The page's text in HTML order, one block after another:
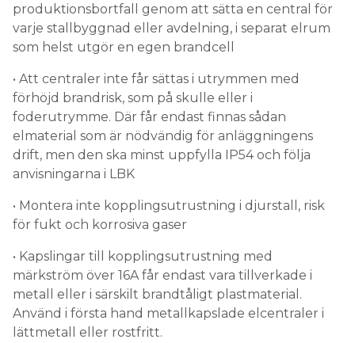
produktionsbortfall genom att sätta en central för
varje stallbyggnad eller avdelning, i separat elrum
som helst utgör en egen brandcell
• Att centraler inte får sättas i utrymmen med
förhöjd brandrisk, som på skulle eller i
foderutrymme. Där får endast finnas sådan
elmaterial som är nödvändig för anläggningens
drift, men den ska minst uppfylla IP54 och följa
anvisningarna i LBK
• Montera inte kopplingsutrustning i djurstall, risk
för fukt och korrosiva gaser
• Kapslingar till kopplingsutrustning med
märkström över 16A får endast vara tillverkade i
metall eller i särskilt brandtåligt plastmaterial.
Använd i första hand metallkapslade elcentraler i
lättmetall eller rostfritt.